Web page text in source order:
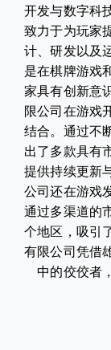
开发与数字科
致力于为玩家
计、研发以及
是在棋牌游戏
家具有创新意
限公司在游戏
结合。通过不
出了多款具有
提供持续更新
公司还在游戏
通过多渠道的
个地区，吸引
有限公司凭借
中的佼佼者